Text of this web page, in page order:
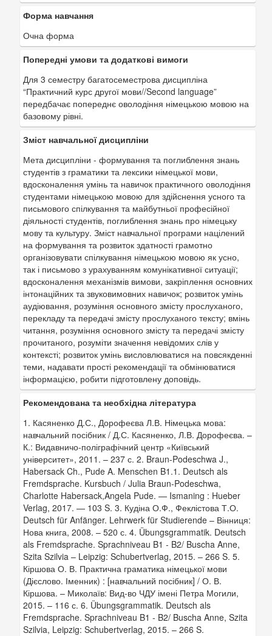
Форма навчання
Очна форма
Попередні умови та додаткові вимоги
Для 3 семестру багатосеместрова дисципліна
“Практичний курс другої мови//Second language”
передбачає попереднє оволодіння німецькою мовою на
базовому рівні.
Зміст навчальної дисципліни
Мета дисципліни - формування та поглиблення знань
студентів з граматики та лексики німецької мови,
вдосконалення умінь та навичок практичного оволодіння
студентами німецькою мовою для здійснення усного та
письмового спілкування та майбутньої професійної
діяльності студентів, поглиблення знань про німецьку
мову та культуру. Зміст навчальної програми націлений
на формування та розвиток здатності грамотно
організовувати спілкування німецькою мовою як усно,
так і письмово з урахуванням комунікативної ситуації;
вдосконалення механізмів вимови, закріплення основних
інтонаційних та звуковимовних навичок; розвиток умінь
аудіювання, розуміння основного змісту прослуханого,
перекладу та передачі змісту прослуханого тексту; вмінь
читання, розуміння основного змісту та передачі змісту
прочитаного, розуміти значення невідомих слів у
контексті; розвиток умінь висловлюватися на повсякденні
теми, надавати прості рекомендації та обмінюватися
інформацією, робити підготовлену доповідь.
Рекомендована та необхідна література
1. Касяненко Д.С., Дорофеєва Л.В. Німецька мова:
навчальний посібник / Д.С. Касяненко, Л.В. Дорофеєва. –
К.: Видавничо-поліграфічний центр «Київський
університет», 2011. – 237 с. 2. Braun-Podeschwa J.,
Habersack Ch., Pude A. Menschen B1.1. Deutsch als
Fremdsprache. Kursbuch / Julia Braun-Podeschwa,
Charlotte Habersack,Angela Pude. — Ismaning : Hueber
Verlag, 2017. — 103 S. 3. Кудіна О.Ф., Феклістова Т.О.
Deutsch für Anfänger. Lehrwerk für Studierende – Вінниця:
Нова книга, 2008. – 520 с. 4. Übungsgrammatik. Deutsch
als Fremdsprache. Sprachniveau B1 - B2/ Buscha Anne,
Szita Szilvia – Leipzig: Schubertverlag, 2015. – 266 S. 5.
Кіршова О. В. Практична граматика німецької мови
(Дієслово. Іменник) : [навчальний посібник] / О. В.
Кіршова. – Миколаїв: Вид-во ЧДУ імені Петра Могили,
2015. – 116 с. 6. Übungsgrammatik. Deutsch als
Fremdsprache. Sprachniveau B1 - B2/ Buscha Anne, Szita
Szilvia, Leipzig: Schubertverlag, 2015. – 266 S.